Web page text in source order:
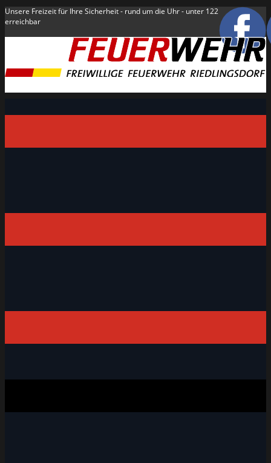
Unsere Freizeit für Ihre Sicherheit - rund um die Uhr - unter 122
erreichbar